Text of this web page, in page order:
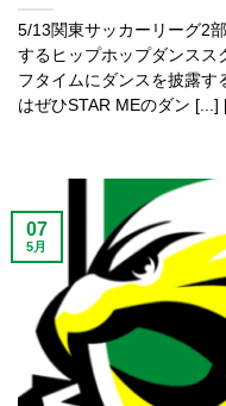
5/13関東サッカーリーグ2
するヒップホップダンスス
フタイムにダンスを披露す
はぜひSTAR MEのダン [...]
07
5月